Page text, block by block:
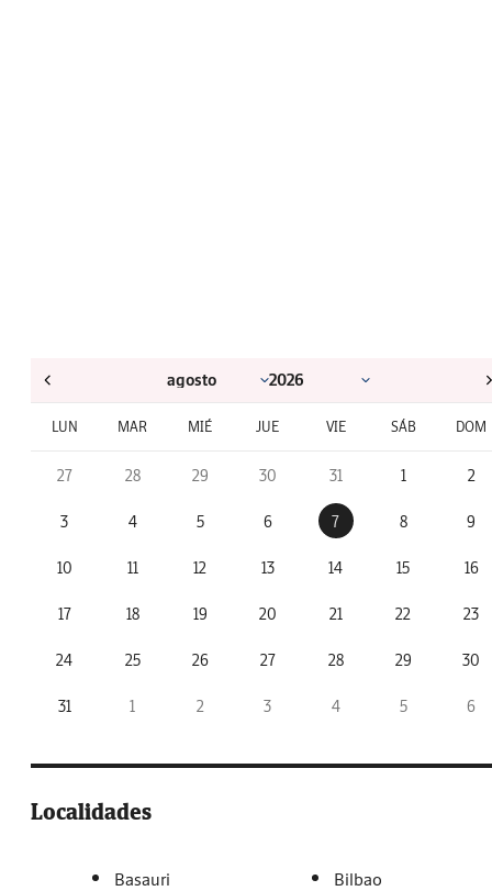
LUN MAR MIÉ JUE VIE SÁB DOM
27 28 29 30 31 1 2
3 4 5 6 7 8 9
10 11 12 13 14 15 16
17 18 19 20 21 22 23
24 25 26 27 28 29 30
31 1 2 3 4 5 6
Localidades
Basauri
Bilbao